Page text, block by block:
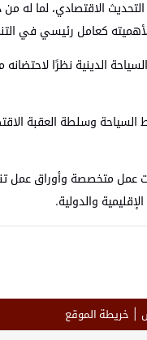
الاقتصادي، لما
كعامل رئيسي في
السياحة الدينية نظرًا
وسلطة العقبة
متخصصة وأوراق عمل
والدولية.
خريطة الموقع